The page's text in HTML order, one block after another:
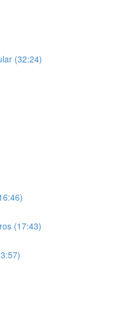
(32:24)
(17:43)